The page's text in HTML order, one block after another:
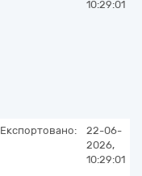
10:29:01
Експортовано:
22-06-
2026,
10:29:01